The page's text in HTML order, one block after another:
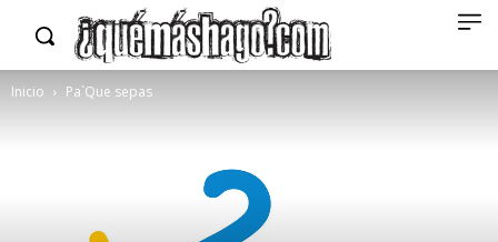
Inicio Pa`Que sepas